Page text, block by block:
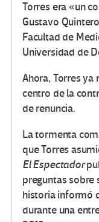
Torres era «un
Gustavo
Facultad de
Universidad de
Ahora, Torres ya
centro de la
de renuncia.
La tormenta
que Torres
El Espectador
preguntas sobre
historia informó
durante una